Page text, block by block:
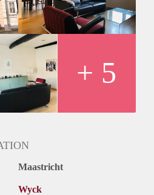
+ 5
Maastricht
Wyck